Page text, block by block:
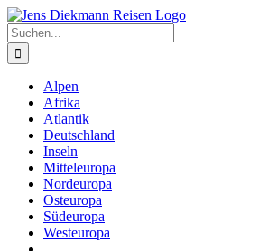
Zum
Inhalt
springen
Suche
nach:
Alpen
Afrika
Atlantik
Deutschland
Inseln
Mitteleuropa
Nordeuropa
Osteuropa
Südeuropa
Westeuropa